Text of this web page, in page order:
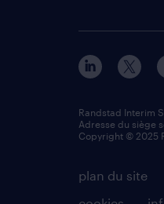
plan du site
Randstad Interim
Adresse du siège
Copyright © 2025